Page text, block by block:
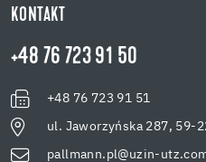
KONTAKT
+48 76 723 91 50
+48 76 723 91 51
ul. Jaworzyńska 287, 59-
pallmann.pl@uzin-